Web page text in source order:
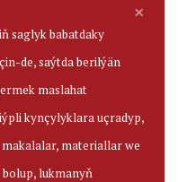
×
saglyk babatdaky
de, saýtda berilýän
maslahat
kynçylyklara uçradyp,
materiallar we
lukmanyň